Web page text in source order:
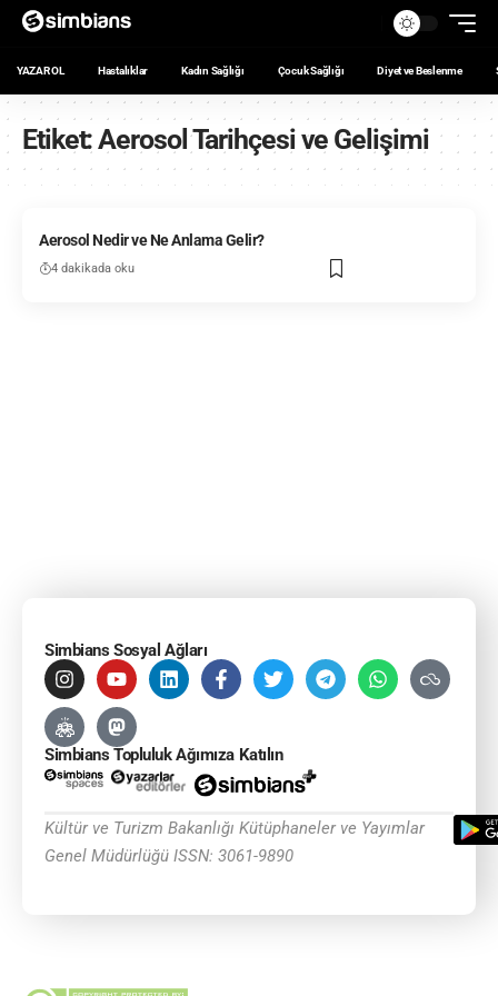
YAZAR OL Hastalıklar Kadın Sağlığı Çocuk Sağlığı Diyet ve Beslenme
Etiket:Aerosol Tarihçesi ve Gelişimi
Aerosol Nedir ve Ne Anlama Gelir?
4 dakikada oku
Simbians Sosyal Ağları
Simbians Topluluk Ağımıza Katılın
Kültür ve Turizm Bakanlığı Kütüphaneler ve Yayımlar
Genel Müdürlüğü ISSN: 3061-9890